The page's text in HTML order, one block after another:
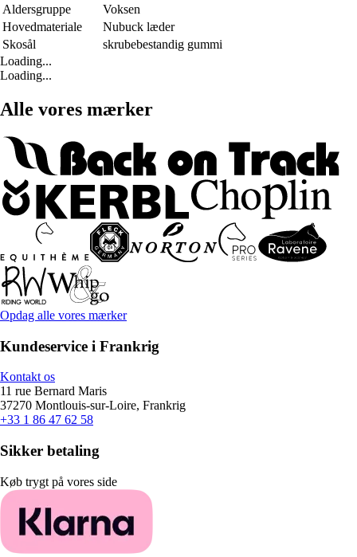
Aldersgruppe
Voksen
Hovedmateriale
Nubuck læder
Skosål
skrubebestandig gummi
Loading...
Loading...
Alle vores mærker
Opdag alle vores mærker
Kundeservice i Frankrig
Kontakt os
11 rue Bernard Maris
37270 Montlouis-sur-Loire, Frankrig
+33 1 86 47 62 58
Sikker betaling
Køb trygt på vores side